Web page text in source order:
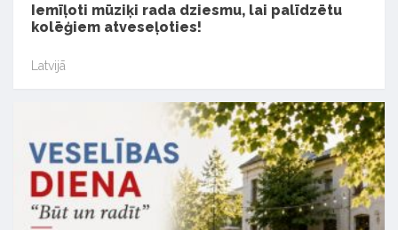
Iemīļoti mūziķi rada dziesmu, lai palīdzētu
kolēģiem atveseļoties!
Latvijā